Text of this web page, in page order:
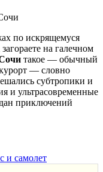
по искрящемуся
на галечном
такое — обычный
— словно
субтропики и
и ультрасовременные
приключений